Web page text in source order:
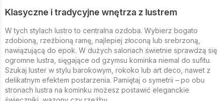
Klasyczne i tradycyjne wnętrza z lustrem
W tych stylach lustro to centralna ozdoba. Wybierz bogato
zdobioną, rzeźbioną ramę, najlepiej złoconą lub srebrzoną,
nawiązującą do epok. W dużych salonach świetnie sprawdzą się
ogromne lustra, sięgające od gzymsu kominka niemal do sufitu.
Szukaj luster w stylu barokowym, rokoko lub art deco, nawet z
delikatnym efektem postarzenia. Pamiętaj o symetrii – po obu
stronach lustra na kominku możesz postawić eleganckie